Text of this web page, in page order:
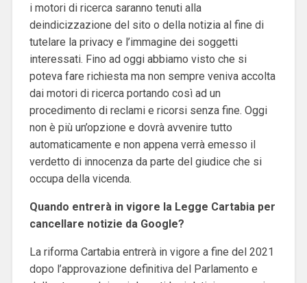
i motori di ricerca saranno tenuti alla
deindicizzazione del sito o della notizia al fine di
tutelare la privacy e l’immagine dei soggetti
interessati. Fino ad oggi abbiamo visto che si
poteva fare richiesta ma non sempre veniva accolta
dai motori di ricerca portando così ad un
procedimento di reclami e ricorsi senza fine. Oggi
non è più un’opzione e dovrà avvenire tutto
automaticamente e non appena verrà emesso il
verdetto di innocenza da parte del giudice che si
occupa della vicenda.
Quando entrerà in vigore la Legge Cartabia per
cancellare notizie da Google?
La riforma Cartabia entrerà in vigore a fine del 2021
dopo l’approvazione definitiva del Parlamento e